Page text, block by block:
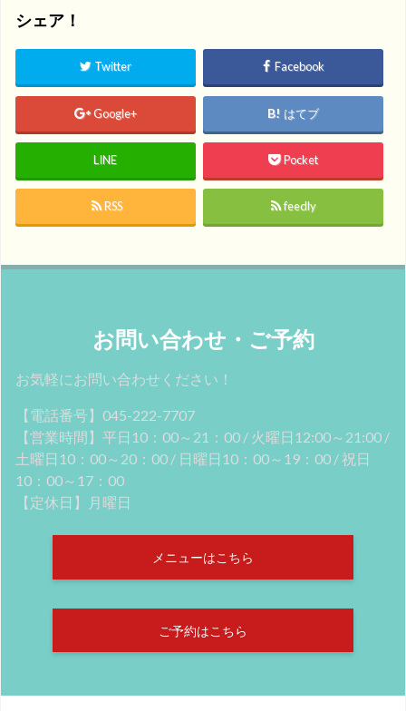
シェア！
Twitter Facebook
Google+ はてブ
LINE Pocket
RSS feedly
お問い合わせ・ご予約
お気軽にお問い合わせください！
【電話番号】045-222-7707
【営業時間】平日10：00～21：00 / 火曜日12:00～21:00 /
土曜日10：00～20：00 / 日曜日10：00～19：00 / 祝日
10：00～17：00
【定休日】月曜日
メニューはこちら
ご予約はこちら